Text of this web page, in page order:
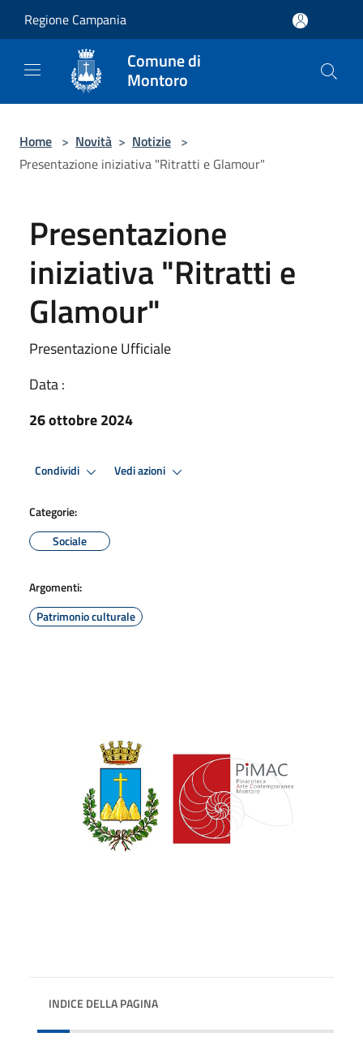
Regione Campania
Comune di
Montoro
Home > Novità > Notizie >
Presentazione iniziativa "Ritratti e Glamour"
Presentazione
iniziativa "Ritratti e
Glamour"
Presentazione Ufficiale
Data :
26 ottobre 2024
Condividi Vedi azioni
Categorie:
Sociale
Argomenti:
Patrimonio culturale
INDICE DELLA PAGINA